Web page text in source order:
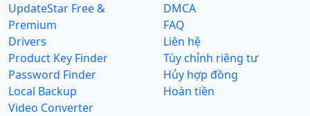
UpdateStar Free &
Premium
Drivers
Product Key Finder
Password Finder
Local Backup
Video Converter
DMCA
FAQ
Liên hệ
Tùy chỉnh riêng tư
Hủy hợp đồng
Hoàn tiền